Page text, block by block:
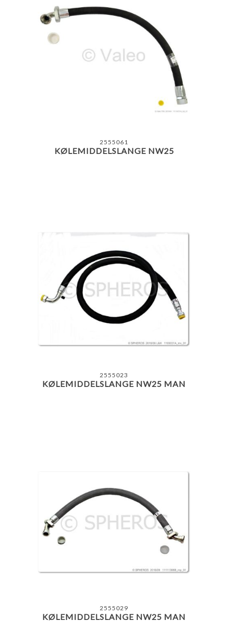
2555061
KØLEMIDDELSLANGE NW25
2555023
KØLEMIDDELSLANGE NW25 MAN
2555029
KØLEMIDDELSLANGE NW25 MAN